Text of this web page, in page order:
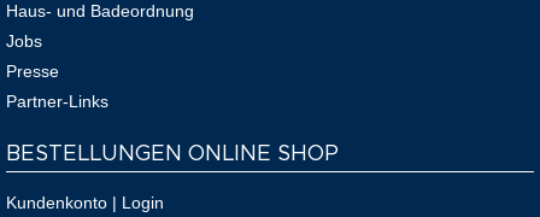
Haus- und Badeordnung
Jobs
Presse
Partner-Links
BESTELLUNGEN ONLINE SHOP
Kundenkonto | Login